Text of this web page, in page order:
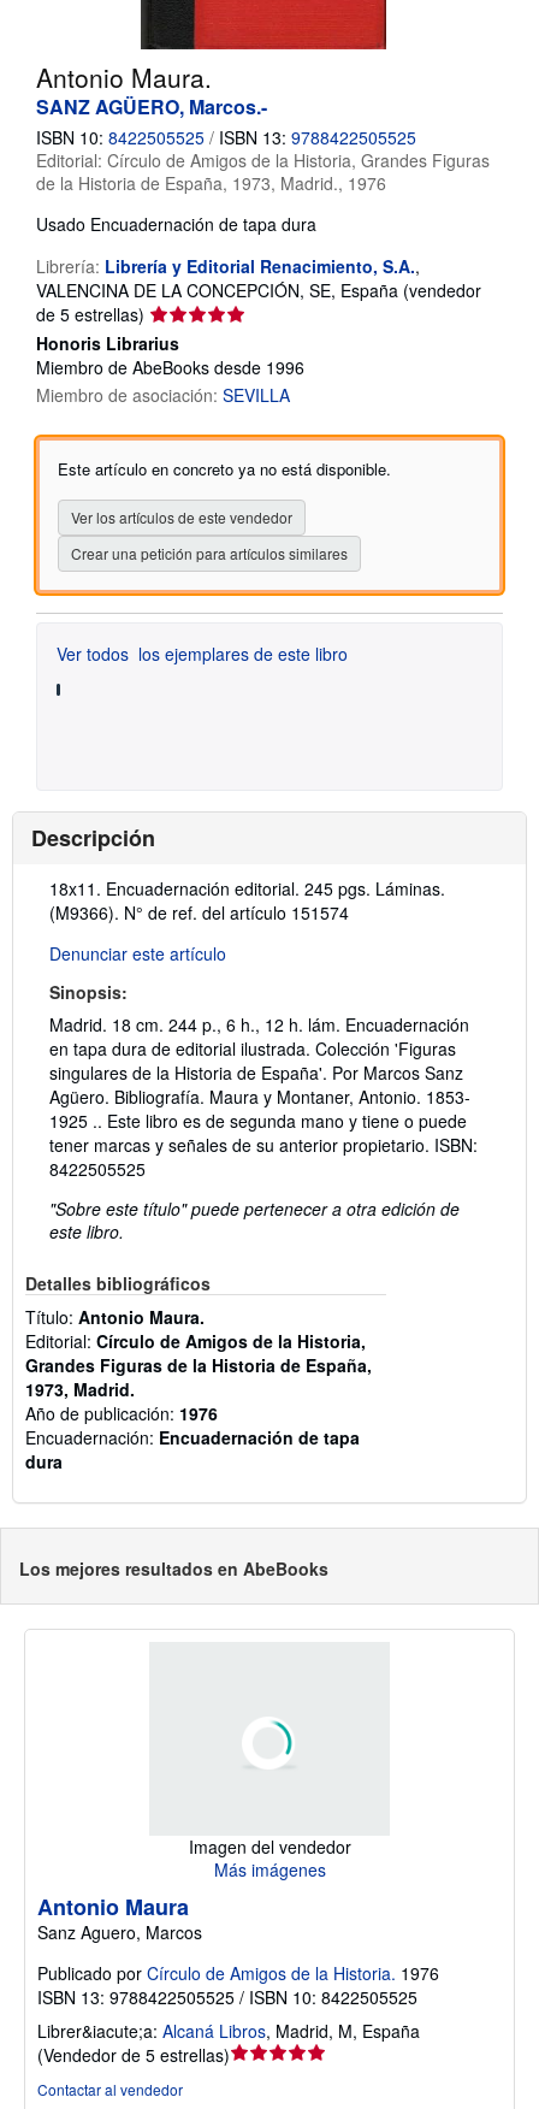
Antonio Maura.
SANZ AGÜERO, Marcos.-
ISBN 10: 8422505525 / ISBN 13: 9788422505525
Editorial: Círculo de Amigos de la Historia, Grandes Figuras
de la Historia de España, 1973, Madrid., 1976
Usado Encuadernación de tapa dura
Librería: Librería y Editorial Renacimiento, S.A.,
VALENCINA DE LA CONCEPCIÓN, SE, España (vendedor
de 5 estrellas) Calificación
del
vendedor:
de
5
Honoris Librarius
Miembro de AbeBooks desde 1996
Miembro de asociación: SEVILLA
Este artículo en concreto ya no está disponible.
Ver los artículos de este vendedor
Crear una petición para artículos similares
Ver todos los ejemplares de este libro
Descripción
Descripción:
18x11. Encuadernación editorial. 245 pgs. Láminas.
(M9366). N° de ref. del artículo 151574
Denunciar este artículo
Sinopsis:
Madrid. 18 cm. 244 p., 6 h., 12 h. lám. Encuadernación
en tapa dura de editorial ilustrada. Colección 'Figuras
singulares de la Historia de España'. Por Marcos Sanz
Agüero. Bibliografía. Maura y Montaner, Antonio. 1853-
1925 .. Este libro es de segunda mano y tiene o puede
tener marcas y señales de su anterior propietario. ISBN:
8422505525
"Sobre este título" puede pertenecer a otra edición de
este libro.
Detalles bibliográficos
Título: Antonio Maura.
Editorial: Círculo de Amigos de la Historia,
Grandes Figuras de la Historia de España,
1973, Madrid.
Año de publicación: 1976
Encuadernación: Encuadernación de tapa
dura
Los mejores resultados en AbeBooks
Imagen del vendedor
Más imágenes
Antonio Maura
Sanz Aguero, Marcos
Publicado por Círculo de Amigos de la Historia. 1976
ISBN 13: 9788422505525 / ISBN 10: 8422505525
Librer&iacute;a: Alcaná Libros, Madrid, M, España
(Vendedor de 5 estrellas)Calificación
Contactar al vendedor